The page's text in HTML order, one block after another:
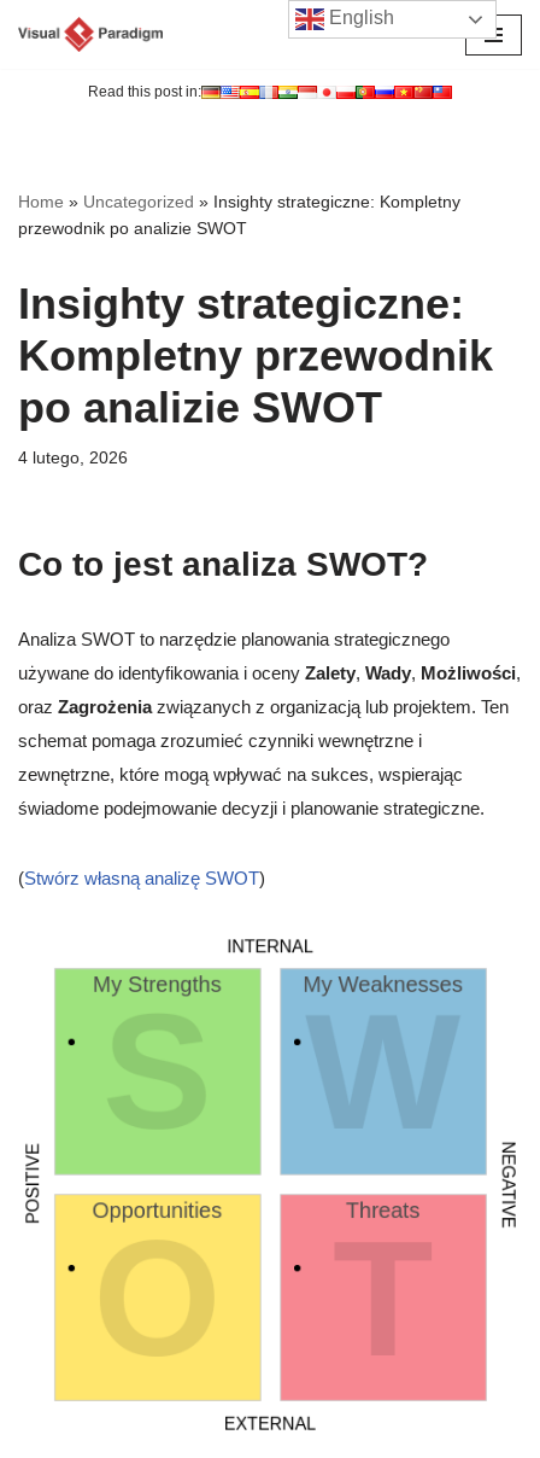
Read this post in:
Home » Uncategorized » Insighty strategiczne: Kompletny
przewodnik po analizie SWOT
Insighty strategiczne:
Kompletny przewodnik
po analizie SWOT
4 lutego, 2026
Co to jest analiza SWOT?
Analiza SWOT to narzędzie planowania strategicznego
używane do identyfikowania i oceny Zalety, Wady, Możliwości,
oraz Zagrożeniazwiązanych z organizacją lub projektem. Ten
schemat pomaga zrozumieć czynniki wewnętrzne i
zewnętrzne, które mogą wpływać na sukces, wspierając
świadome podejmowanie decyzji i planowanie strategiczne.
(Stwórz własną analizę SWOT)
English